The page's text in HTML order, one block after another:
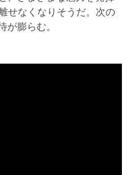
せなくなりそうだ。次の
が膨らむ。